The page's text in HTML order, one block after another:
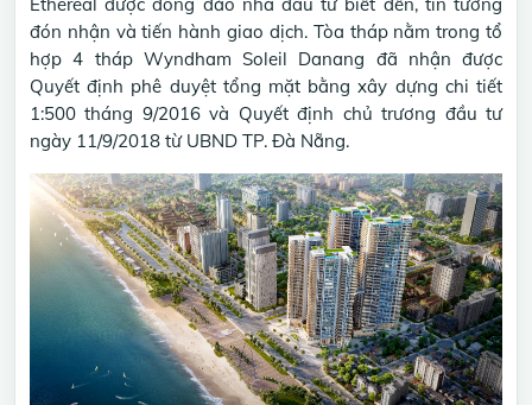
đón nhận và tiến hành giao dịch. Tòa tháp nằm trong tổ
hợp 4 tháp Wyndham Soleil Danang đã nhận được
Quyết định phê duyệt tổng mặt bằng xây dựng chi tiết
1:500 tháng 9/2016 và Quyết định chủ trương đầu tư
ngày 11/9/2018 từ UBND TP. Đà Nẵng.